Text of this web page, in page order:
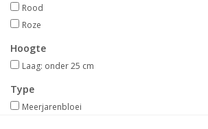
Advies
Onze tuinen!
Sterke Bollen Dagen
Rood
Roze
Hoogte
Laag: onder 25 cm
Type
Meerjarenbloei